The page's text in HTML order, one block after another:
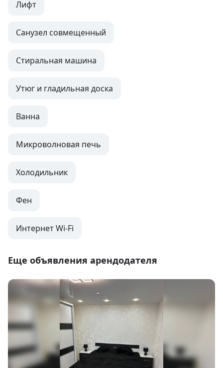
Лифт
Санузел совмещенный
Стиральная машина
Утюг и гладильная доска
Ванна
Микроволновая печь
Холодильник
Фен
Интернет Wi-Fi
Еще объявления арендодателя